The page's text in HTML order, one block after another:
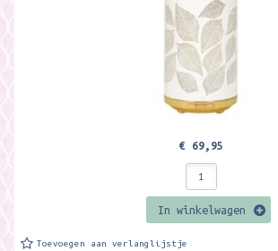
€ 69,95
In winkelwagen
Toevoegen aan verlanglijstje